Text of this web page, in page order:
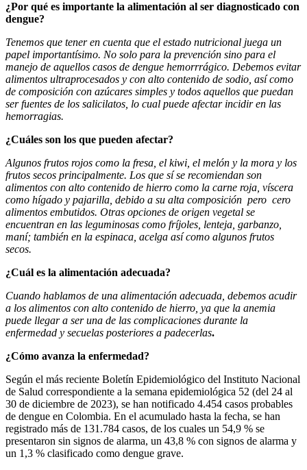
¿Por qué es importante la alimentación al ser diagnosticado con
dengue?
Tenemos que tener en cuenta que el estado nutricional juega un
papel importantísimo. No solo para la prevención sino para el
manejo de aquellos casos de dengue hemorrrágico. Debemos evitar
alimentos ultraprocesados y con alto contenido de sodio, así como
de composición con azúcares simples y todos aquellos que puedan
ser fuentes de los salicilatos, lo cual puede afectar incidir en las
hemorragias.
¿Cuáles son los que pueden afectar?
Algunos frutos rojos como la fresa, el kiwi, el melón y la mora y los
frutos secos principalmente. Los que sí se recomiendan son
alimentos con alto contenido de hierro como la carne roja, víscera
como hígado y pajarilla, debido a su alta composición pero cero
alimentos embutidos. Otras opciones de origen vegetal se
encuentran en las leguminosas como fríjoles, lenteja, garbanzo,
maní; también en la espinaca, acelga así como algunos frutos
secos.
¿Cuál es la alimentación adecuada?
Cuando hablamos de una alimentación adecuada, debemos acudir
a los alimentos con alto contenido de hierro, ya que la anemia
puede llegar a ser una de las complicaciones durante la
enfermedad y secuelas posteriores a padecerlas.
¿Cómo avanza la enfermedad?
Según el más reciente Boletín Epidemiológico del Instituto Nacional
de Salud correspondiente a la semana epidemiológica 52 (del 24 al
30 de diciembre de 2023), se han notificado 4.454 casos probables
de dengue en Colombia. En el acumulado hasta la fecha, se han
registrado más de 131.784 casos, de los cuales un 54,9 % se
presentaron sin signos de alarma, un 43,8 % con signos de alarma y
un 1,3 % clasificado como dengue grave.